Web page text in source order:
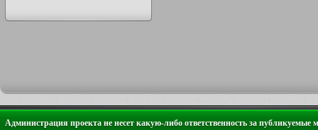
Администрация проекта не несет какую-либо ответственность за публикуемые